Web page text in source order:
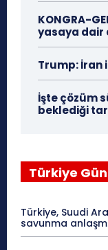
KONGRA-
yasaya dair
Trump: İran
İşte çözüm
beklediği
Türkiye
Türkiye, Suudi
savunma